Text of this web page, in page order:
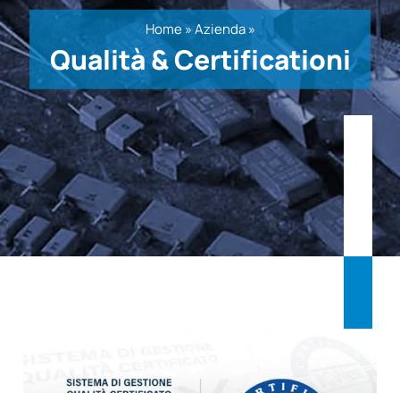
Home»Azienda»
Qualità & Certificationi